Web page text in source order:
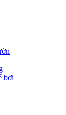
bơi